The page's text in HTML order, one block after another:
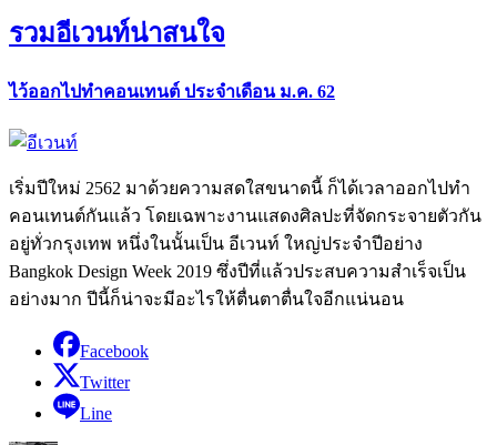
รวมอีเวนท์น่าสนใจ
ไว้ออกไปทำคอนเทนต์ ประจำเดือน ม.ค. 62
เริ่มปีใหม่ 2562 มาด้วยความสดใสขนาดนี้ ก็ได้เวลาออกไปทำ
คอนเทนต์กันแล้ว โดยเฉพาะงานแสดงศิลปะที่จัดกระจายตัวกัน
อยู่ทั่วกรุงเทพ หนึ่งในนั้นเป็น อีเวนท์ ใหญ่ประจำปีอย่าง
Bangkok Design Week 2019 ซึ่งปีที่แล้วประสบความสำเร็จเป็น
อย่างมาก ปีนี้ก็น่าจะมีอะไรให้ตื่นตาตื่นใจอีกแน่นอน
Facebook
Twitter
Line